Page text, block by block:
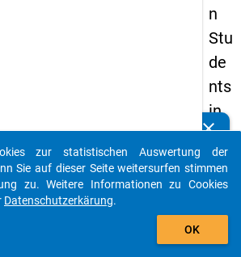
n
Stu
de
nts
in
Ger
ma
ny
clear
die auf Basis unserer
sind? Dann teilen Sie uns diese
auto_stories
zur statistischen Auswertung der
Sie auf dieser Seite weitersurfen stimmen
zu. Weitere Informationen zu Cookies
Datenschutzerkärung.
OK